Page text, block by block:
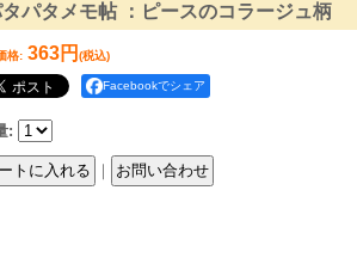
パタメモ帖 ：ピースのコラージュ柄
格: 363円 (税込)
Facebookでシェア
:
｜